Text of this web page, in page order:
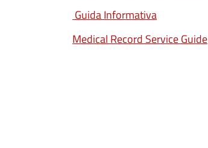
Guida Informativa
Medical Record Service Guide